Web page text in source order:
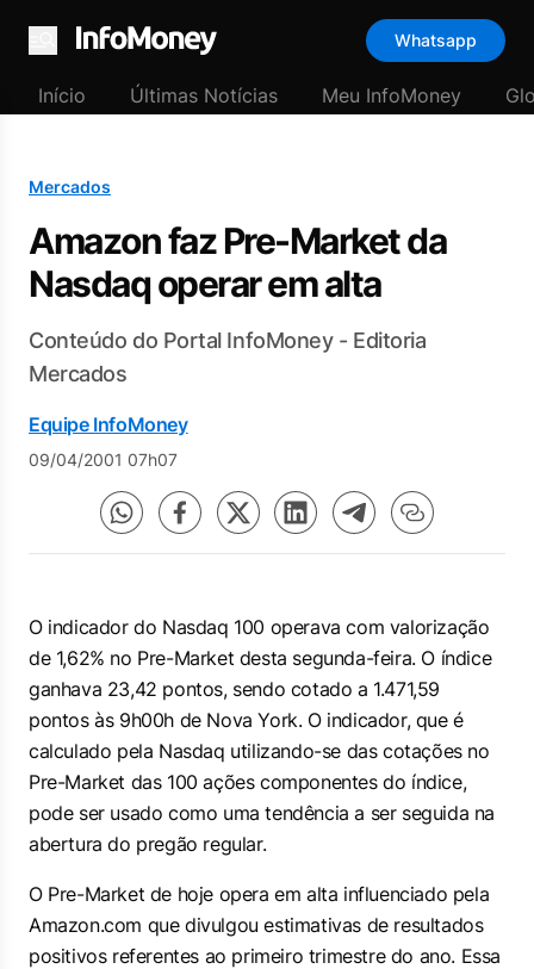
Menu
Whatsapp
Início Últimas Notícias Meu InfoMoney
Mercados
Amazon faz Pre-Market da
Nasdaq operar em alta
Conteúdo do Portal InfoMoney - Editoria
Mercados
Equipe InfoMoney
09/04/2001 07h07
O indicador do Nasdaq 100 operava com valorização
de 1,62% no Pre-Market desta segunda-feira. O índice
ganhava 23,42 pontos, sendo cotado a 1.471,59
pontos às 9h00h de Nova York. O indicador, que é
calculado pela Nasdaq utilizando-se das cotações no
Pre-Market das 100 ações componentes do índice,
pode ser usado como uma tendência a ser seguida na
abertura do pregão regular.
O Pre-Market de hoje opera em alta influenciado pela
Amazon.com que divulgou estimativas de resultados
positivos referentes ao primeiro trimestre do ano. Essa